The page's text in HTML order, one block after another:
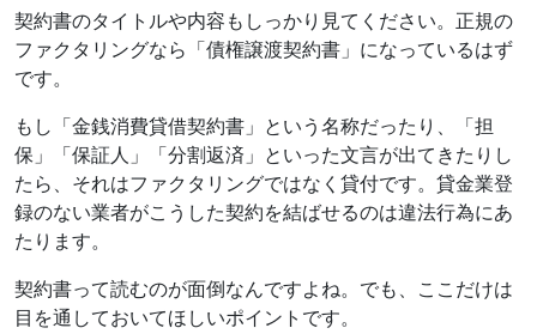
契約書のタイトルや内容もしっかり見てください。正規の
ファクタリングなら「債権譲渡契約書」になっているはず
です。
もし「金銭消費貸借契約書」という名称だったり、「担
保」「保証人」「分割返済」といった文言が出てきたりし
たら、それはファクタリングではなく貸付です。貸金業登
録のない業者がこうした契約を結ばせるのは違法行為にあ
たります。
契約書って読むのが面倒なんですよね。でも、ここだけは
目を通しておいてほしいポイントです。